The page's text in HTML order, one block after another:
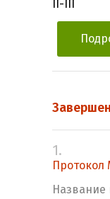
II-III
1.
Протокол
Название